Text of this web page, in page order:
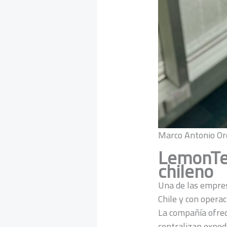
Marco Antonio
chileno
Una de las
Chile y con
La compañía